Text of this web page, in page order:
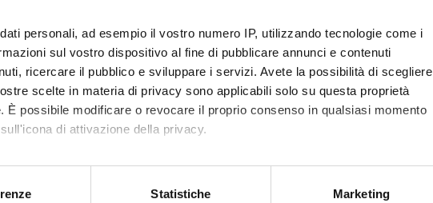
personali, ad esempio il vostro numero IP, utilizzando tecnologie come i
sul vostro dispositivo al fine di pubblicare annunci e contenuti
ricercare il pubblico e sviluppare i servizi. Avete la possibilità di scegliere
scelte in materia di privacy sono applicabili solo su questa proprietà
possibile modificare o revocare il proprio consenso in qualsiasi momento
di attivazione della privacy.
geografica, con un'approssimazione di qualche metro,
Statistiche Marketing